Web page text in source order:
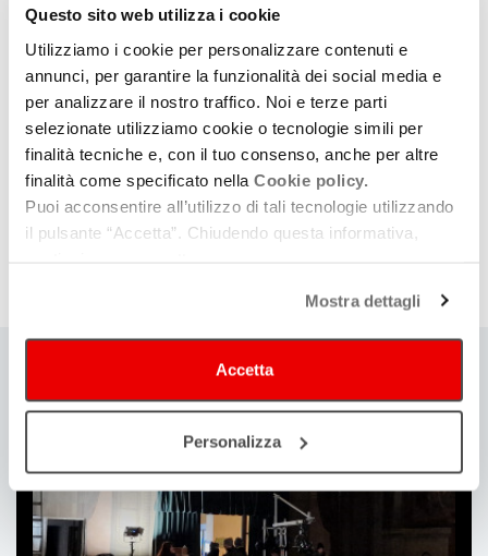
Questo sito web utilizza i cookie
Utilizziamo i cookie per personalizzare contenuti e
annunci, per garantire la funzionalità dei social media e
per analizzare il nostro traffico. Noi e terze parti
selezionate utilizziamo cookie o tecnologie simili per
finalità tecniche e, con il tuo consenso, anche per altre
finalità come specificato nella Cookie policy.
Puoi acconsentire all’utilizzo di tali tecnologie utilizzando
il pulsante “Accetta”. Chiudendo questa informativa,
Mostra dettagli
Accetta
Personalizza
Sponsor dell’iniziativa con MIC, Regione Emilia-
Romagna attraverso Emilia-Romagna Film
Commission, insieme a Romagna Iniziative e Terre
Cevico.
Link
IL PROGRAMMA COMPLETO 2022
Ti
interessare